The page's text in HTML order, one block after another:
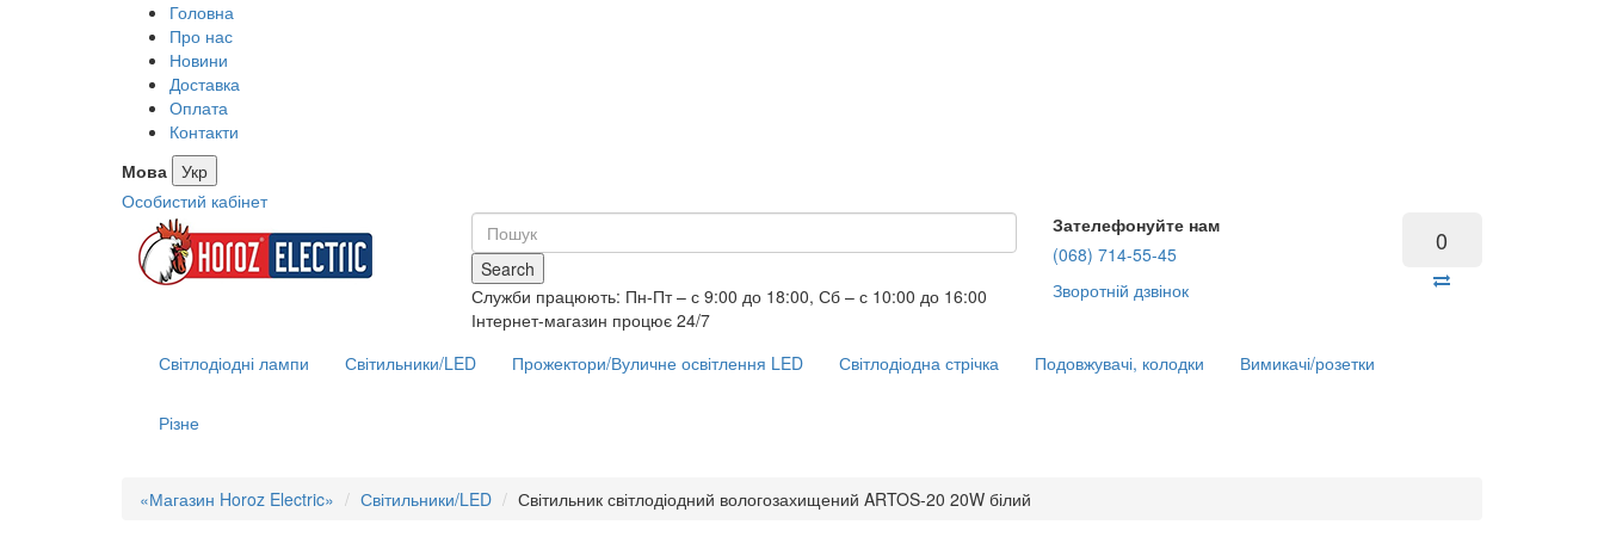
Головна
Про нас
Новини
Доставка
Оплата
Контакти
Мова Укр
Особистий кабінет
Search
Служби працюють: Пн-Пт – с 9:00 до 18:00, Сб – с 10:00 до 16:00
Інтернет-магазин процює 24/7
Зателефонуйте нам
(068) 714-55-45
Зворотній дзвінок
0
Світлодіодні лампи Світильники/LED Прожектори/Вуличне освітлення LED Світлодіодна стрічка Подовжувачі, колодки Вимикачі/розетки
Різне
«Магазин Horoz Electric» Світильники/LED Світильник світлодіодний вологозахищений ARTOS-20 20W білий